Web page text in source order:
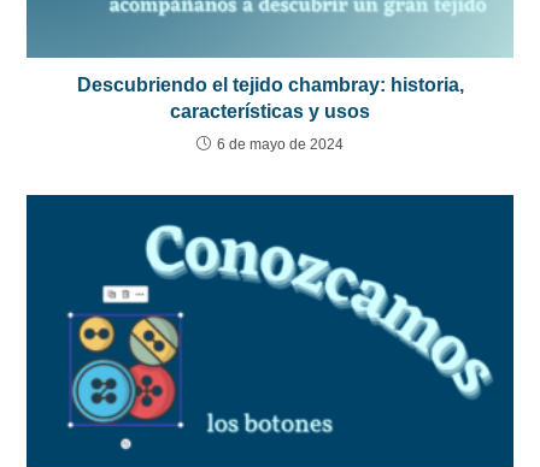
Descubriendo el tejido chambray: historia,
características y usos
6 de mayo de 2024